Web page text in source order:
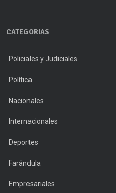
CATEGORIAS
Policiales y Judiciales
Política
Nacionales
Internacionales
Deportes
Farándula
Empresariales